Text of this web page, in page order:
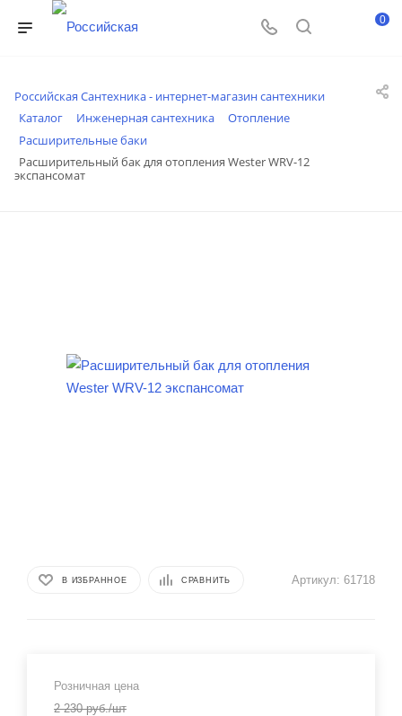
0
Российская Сантехника - интернет-магазин сантехники
Каталог
Инженерная сантехника
Отопление
Расширительные баки
Расширительный бак для отопления Wester WRV-12
экспансомат
В ИЗБРАННОЕ СРАВНИТЬ Артикул: 61718
Розничная цена
2 230руб./шт